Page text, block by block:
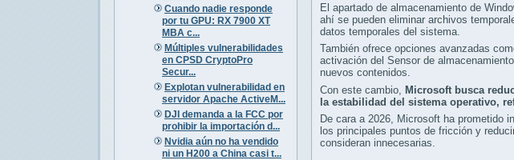
Cuando nadie responde
por tu GPU: RX 7900 XT
MBA c...
Múltiples vulnerabilidades
en CPSD CryptoPro
Secur...
Explotan vulnerabilidad en
servidor Apache ActiveM...
DJI demanda a la FCC por
prohibir la importación d...
Nvidia aún no ha vendido
ni un H200 a China casi t...
El apartado de almacenamiento de
ahí se pueden eliminar archivos
datos temporales del sistema.
También ofrece opciones avanzadas
activación del Sensor de
nuevos contenidos.
Con este cambio,
Microsoft busca
la estabilidad del sistema operativo,
De cara a 2026, Microsoft ha prometido
los principales puntos de fricción y
consideran innecesarias.